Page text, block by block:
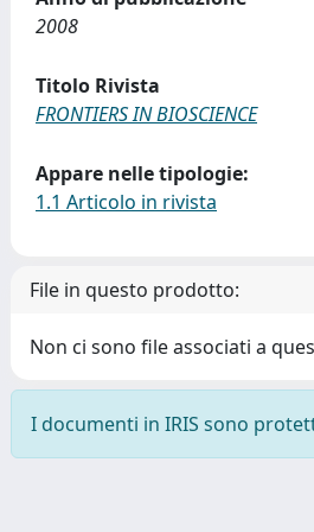
2008
Titolo Rivista
FRONTIERS IN BIOSCIENCE
Appare nelle tipologie:
1.1 Articolo in rivista
File in questo prodotto:
Non ci sono file associati a
I documenti in IRIS sono